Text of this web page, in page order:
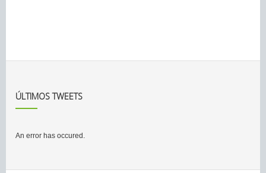
ÚLTIMOS TWEETS
An error has occured.